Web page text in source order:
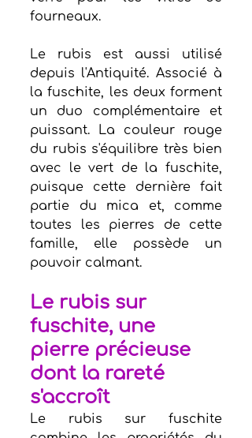
fourneaux.
Le rubis est aussi utilisé
depuis l'Antiquité. Associé à
la fuschite, les deux forment
un duo complémentaire et
puissant. La couleur rouge
du rubis s'équilibre très bien
avec le vert de la fuschite,
puisque cette dernière fait
partie du mica et, comme
toutes les pierres de cette
famille, elle possède un
pouvoir calmant.
Le rubis sur
fuschite, une
pierre précieuse
dont la rareté
s'accroît
Le rubis sur fuschite